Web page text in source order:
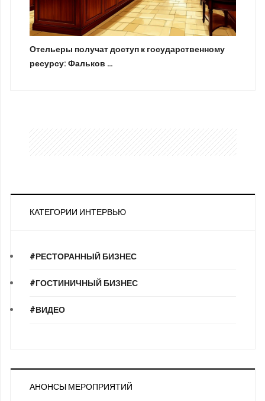
Отельеры получат доступ к государственному
ресурсу: Фальков …
КАТЕГОРИИ ИНТЕРВЬЮ
#РЕСТОРАННЫЙ БИЗНЕС
#ГОСТИНИЧНЫЙ БИЗНЕС
#ВИДЕО
АНОНСЫ МЕРОПРИЯТИЙ